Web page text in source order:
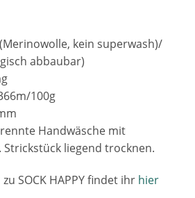
kein superwash)/
abbaubar)
100g
Handwäsche mit
Strickstück liegend trocknen.
SOCK HAPPY findet ihr hier